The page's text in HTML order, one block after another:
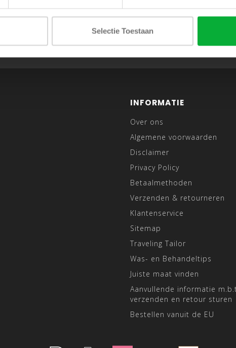
Selectie Toestaan
INFORMATIE
Over ons
Algemene voorwaarden
Disclaimer
Privacy Policy
Betaalmethoden
Verzenden & retourneren
Klantenservice
Sitemap
Traveling Tailor
Was- en Behandeltips
Juiste maat vinden
Aanvullende informatie
verzenden en retour sturen
Bestellen vanuit de EU